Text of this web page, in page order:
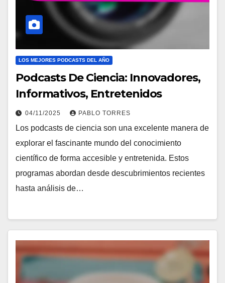
LOS MEJORES PODCASTS DEL AÑO
Podcasts De Ciencia: Innovadores,
Informativos, Entretenidos
04/11/2025 PABLO TORRES
Los podcasts de ciencia son una excelente manera de
explorar el fascinante mundo del conocimiento
científico de forma accesible y entretenida. Estos
programas abordan desde descubrimientos recientes
hasta análisis de…